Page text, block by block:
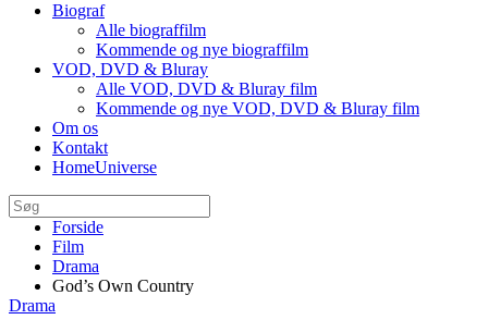
Biograf
Alle biograffilm
Kommende og nye biograffilm
VOD, DVD & Bluray
Alle VOD, DVD & Bluray film
Kommende og nye VOD, DVD & Bluray film
Om os
Kontakt
HomeUniverse
Forside
Film
Drama
God’s Own Country
Drama